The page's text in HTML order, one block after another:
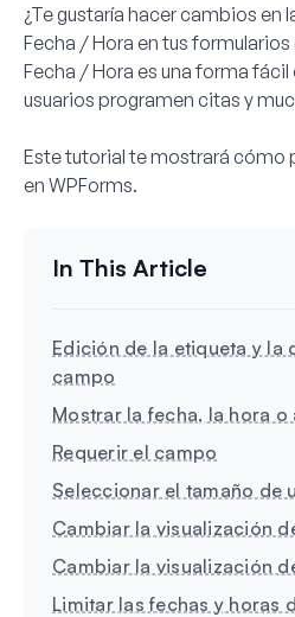
¿Te gustaría hacer cambios en
Fecha / Hora en tus
Fecha / Hora es una forma
usuarios programen citas y
Este tutorial te mostrará cómo
en WPForms.
Edición de la etiqueta y la
campo
Mostrar la fecha, la hora o
Requerir el campo
Seleccionar el tamaño de
Cambiar la visualización
Cambiar la visualización
Limitar las fechas y horas